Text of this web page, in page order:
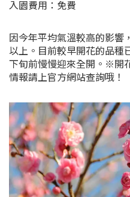
入園費用：免費
因今年平均氣溫較高的影響
以上。目前較早開花的品種
下旬前慢慢迎來全開。※開
情報請上官方網站查詢哦！